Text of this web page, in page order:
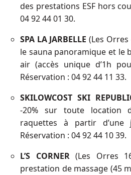
des prestations ESF hors
04 92 44 01 30.
SPA LA JARBELLE (Les Orres
le sauna panoramique et le
air (accès unique d’1h
Réservation : 04 92 44 11 33.
SKILOWCOST SKI
-20% sur toute location
raquettes à partir d’une
Réservation : 04 92 44 10 39.
L’S CORNER(Les Orres
prestation de massage (45